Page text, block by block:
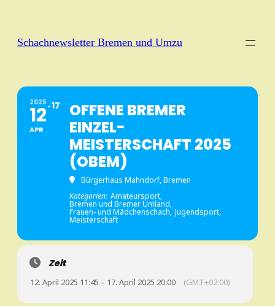
Schachnewsletter Bremen und Umzu
2025
12
APR
17
OFFENE BREMER
EINZEL-
MEISTERSCHAFT 2025
(OBEM)
Bürgerhaus Mahndorf, Bremen
Kategorien: Amateursport,
Bremen und Bremer Umland,
Frauen- und Mädchenschach, Jugendsport,
Meisterschaft
Zeit
12. April 2025 11:45 – 17. April 2025 20:00 (GMT+02:00)